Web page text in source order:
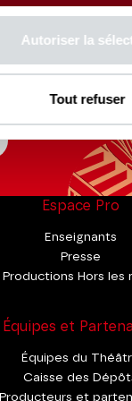
Autoriser la
Tout refuser
Espace Pro
Enseignants
Presse
Productions Hors les
Équipes et
Équipes du
Caisse des
Producteurs et